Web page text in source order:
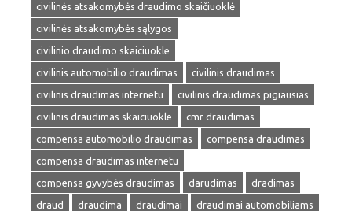
civilinės atsakomybės draudimo skaičiuoklė
civilinės atsakomybės sąlygos
civilinio draudimo skaiciuokle
civilinis automobilio draudimas
civilinis draudimas
civilinis draudimas internetu
civilinis draudimas pigiausias
civilinis draudimas skaiciuokle
cmr draudimas
compensa automobilio draudimas
compensa draudimas
compensa draudimas internetu
compensa gyvybės draudimas
darudimas
dradimas
draud
draudima draudimai
draudimai automobiliams